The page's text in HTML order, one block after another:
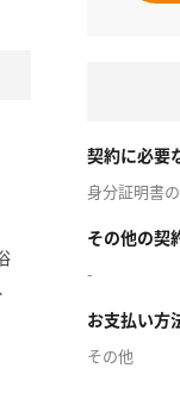
契約に必要
身分証明書
その他の契
-
お支払い方
その他